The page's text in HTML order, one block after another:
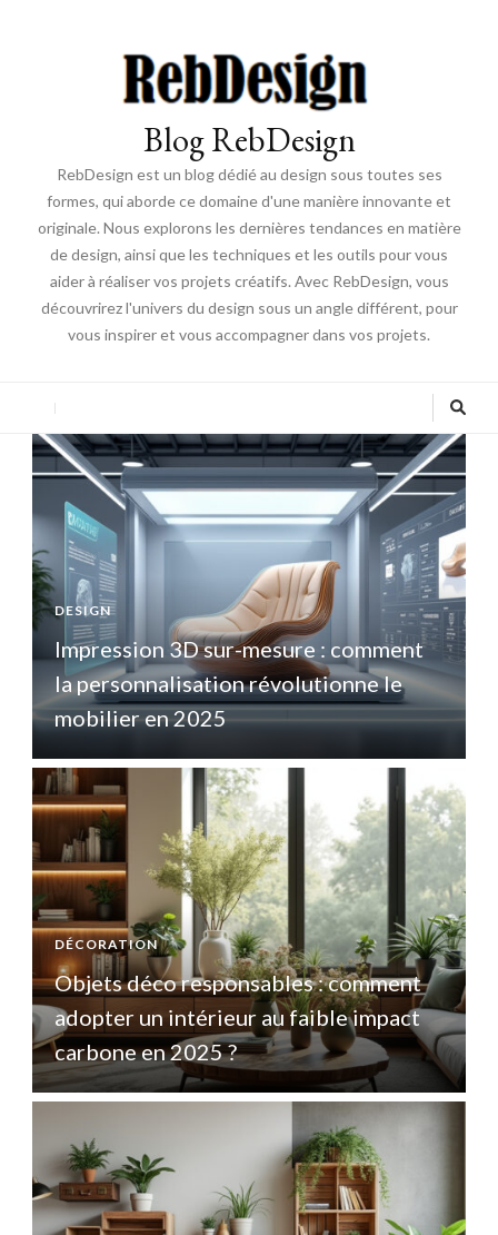
Blog RebDesign
RebDesign est un blog dédié au design sous toutes ses
formes, qui aborde ce domaine d'une manière innovante et
originale. Nous explorons les dernières tendances en matière
de design, ainsi que les techniques et les outils pour vous
aider à réaliser vos projets créatifs. Avec RebDesign, vous
découvrirez l'univers du design sous un angle différent, pour
vous inspirer et vous accompagner dans vos projets.
DESIGN
Impression 3D sur-mesure : comment
la personnalisation révolutionne le
mobilier en 2025
DÉCORATION
Objets déco responsables : comment
adopter un intérieur au faible impact
carbone en 2025 ?